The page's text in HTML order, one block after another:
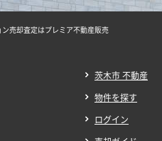
売却査定はプレミア不動産販売
茨木市 不動産
物件を探す
ログイン